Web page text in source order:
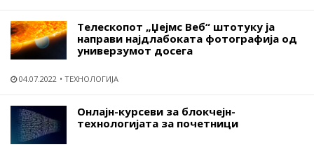
Телескопот „Џејмс Веб“ штотуку ја
направи најдлабоката фотографија од
универзумот досега
04.07.2022 ТЕХНОЛОГИЈА
Онлајн-курсеви за блокчејн-
технологијата за почетници